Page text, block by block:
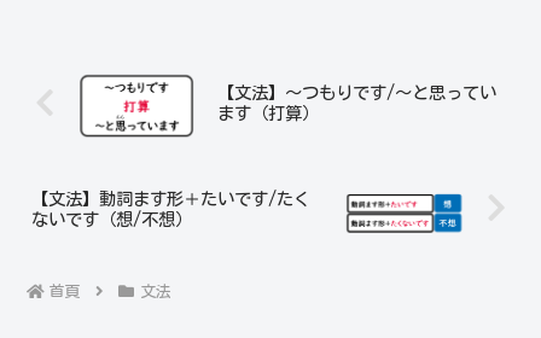
【文法】～つもりです/～と思ってい
ます（打算）
【文法】動詞ます形＋たいです/たく
ないです（想/不想）
首頁 文法